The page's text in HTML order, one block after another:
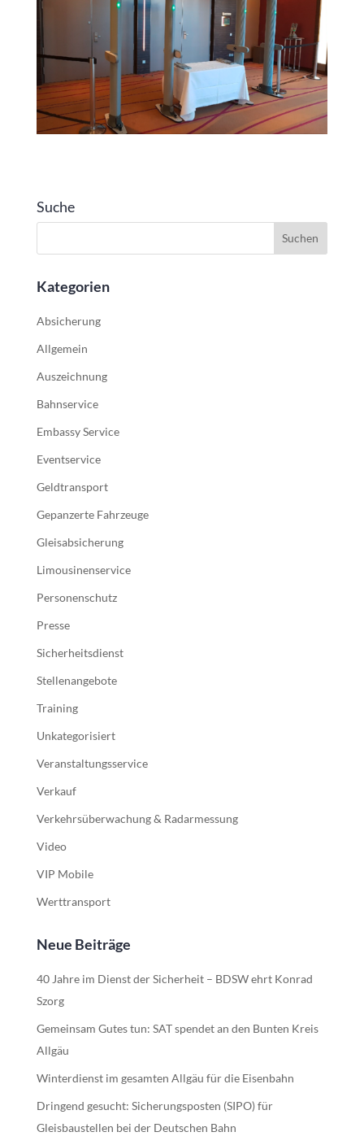
Suche
Kategorien
Absicherung
Allgemein
Auszeichnung
Bahnservice
Embassy Service
Eventservice
Geldtransport
Gepanzerte Fahrzeuge
Gleisabsicherung
Limousinenservice
Personenschutz
Presse
Sicherheitsdienst
Stellenangebote
Training
Unkategorisiert
Veranstaltungsservice
Verkauf
Verkehrsüberwachung & Radarmessung
Video
VIP Mobile
Werttransport
Neue Beiträge
40 Jahre im Dienst der Sicherheit – BDSW ehrt Konrad
Szorg
Gemeinsam Gutes tun: SAT spendet an den Bunten Kreis
Allgäu
Winterdienst im gesamten Allgäu für die Eisenbahn
Dringend gesucht: Sicherungsposten (SIPO) für
Gleisbaustellen bei der Deutschen Bahn